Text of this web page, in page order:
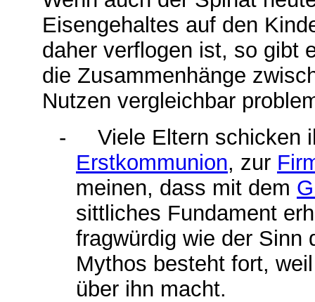
Eisengehaltes auf den
daher verflogen ist, so gibt
die Zusammenhänge
Nutzen vergleichbar
-
Viele Eltern schicken
Erstkommunion, zur
meinen, dass mit dem
sittliches Fundament
fragwürdig wie der Sinn
Mythos besteht fort,
über ihn macht.